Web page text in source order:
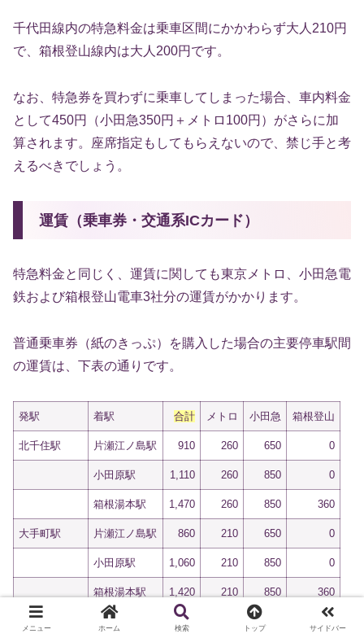
千代田線内の特急料金は乗車区間にかかわらず大人210円
で、箱根登山線内は大人200円です。
なお、特急券を買わずに乗車してしまった場合、車内料金
として450円（小田急350円＋メトロ100円）がさらに加
算されます。座席指定もしてもらえないので、禁じ手と考
えるべきでしょう。
運賃（乗車券・交通系ICカード）
特急料金と同じく、運賃に関しても東京メトロ、小田急電
鉄および箱根登山電車3社分の運賃がかかります。
普通乗車券（紙のきっぷ）を購入した場合の主要停車駅間
の運賃は、下表の通りです。
発駅 着駅 合計 メトロ 小田急 箱根登山
北千住駅 片瀬江ノ島駅 910 260 650 0
小田原駅 1,110 260 850 0
箱根湯本駅 1,470 260 850 360
大手町駅 片瀬江ノ島駅 860 210 650 0
小田原駅 1,060 210 850 0
箱根湯本駅 1,420 210 850 360
成城学園前駅 片瀬江ノ島駅 560 560
メニュー ホーム 検索 トップ サイドバー